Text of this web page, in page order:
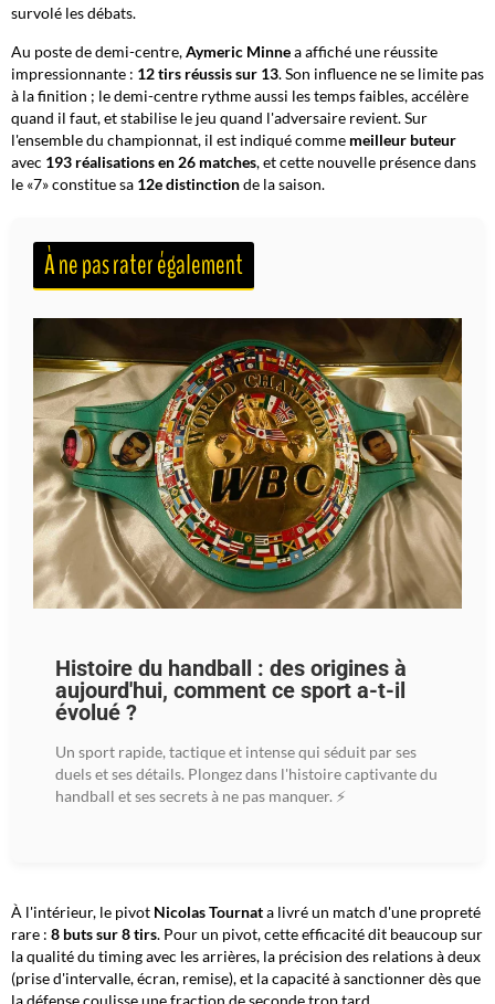
survolé les débats.
Au poste de demi-centre,Aymeric Minnea affiché une réussite
impressionnante : 12 tirs réussis sur 13. Son influence ne se limite pas
à la finition ; le demi-centre rythme aussi les temps faibles, accélère
quand il faut, et stabilise le jeu quand l'adversaire revient. Sur
l'ensemble du championnat, il est indiqué comme meilleur buteur
avec 193 réalisations en 26 matches, et cette nouvelle présence dans
le «7» constitue sa 12e distinctionde la saison.
À ne pas rater également
Histoire du handball : des origines à
aujourd'hui, comment ce sport a-t-il
évolué ?
Un sport rapide, tactique et intense qui séduit par ses
duels et ses détails. Plongez dans l'histoire captivante du
handball et ses secrets à ne pas manquer. ⚡️
À l'intérieur, le pivot Nicolas Tournata livré un match d'une propreté
rare : 8 buts sur 8 tirs. Pour un pivot, cette efficacité dit beaucoup sur
la qualité du timing avec les arrières, la précision des relations à deux
(prise d'intervalle, écran, remise), et la capacité à sanctionner dès que